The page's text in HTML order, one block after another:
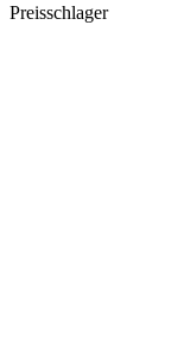
Preisschlager